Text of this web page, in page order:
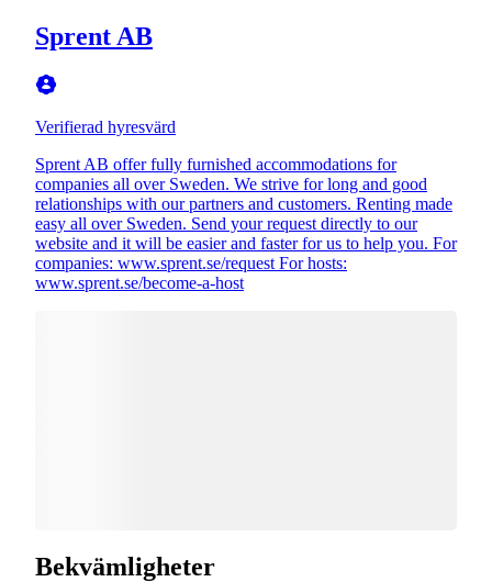
Sprent AB
Verifierad hyresvärd
Sprent AB offer fully furnished accommodations for
companies all over Sweden. We strive for long and good
relationships with our partners and customers. Renting made
easy all over Sweden. Send your request directly to our
website and it will be easier and faster for us to help you. For
companies: www.sprent.se/request For hosts:
www.sprent.se/become-a-host
Bekvämligheter